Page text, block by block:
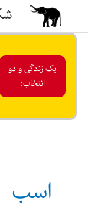
محتوا
یک زندگی و دو
انتخاب:
اسب